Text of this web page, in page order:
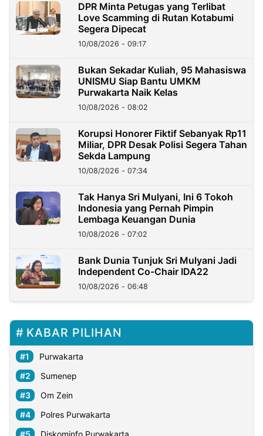
DPR Minta Petugas yang Terlibat
Love Scamming di Rutan Kotabumi
Segera Dipecat
10/08/2026 - 09:17
Bukan Sekadar Kuliah, 95 Mahasiswa
UNISMU Siap Bantu UMKM
Purwakarta Naik Kelas
10/08/2026 - 08:02
Korupsi Honorer Fiktif Sebanyak Rp11
Miliar, DPR Desak Polisi Segera Tahan
Sekda Lampung
10/08/2026 - 07:34
Tak Hanya Sri Mulyani, Ini 6 Tokoh
Indonesia yang Pernah Pimpin
Lembaga Keuangan Dunia
10/08/2026 - 07:02
Bank Dunia Tunjuk Sri Mulyani Jadi
Independent Co-Chair IDA22
10/08/2026 - 06:48
KABAR PILIHAN
Purwakarta
Sumenep
Om Zein
Polres Purwakarta